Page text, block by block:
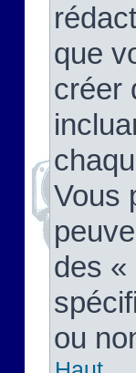
que
créer
Vous
des «
ou